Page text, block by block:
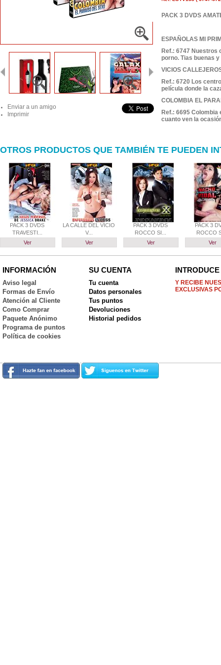
Enviar a un amigo
Imprimir
PACK 3 DVDS
ESPAÑOLAS MI
Ref.: 6747 Nuestros
porno. Tias buenas
VICIOS
Ref.: 6720 Los
película donde la
COLOMBIA EL
Ref.: 6695
cuanto ven la
OTROS PRODUCTOS QUE TAMBIÉN TE PUEDEN
PACK 3 DVDS
TRAVESTI...
Ver
LA CALLE DEL VICIO
V...
Ver
PACK 3 DVDS
ROCCO SI...
Ver
PACK 3
ROCCO
Ver
INFORMACIÓN
Aviso legal
Formas de Envío
Atención al Cliente
Como Comprar
Paquete Anónimo
Programa de puntos
Política de cookies
SU CUENTA
Tu cuenta
Datos personales
Tus puntos
Devoluciones
Historial pedidos
Y RECIBE
EXCLUSIVAS